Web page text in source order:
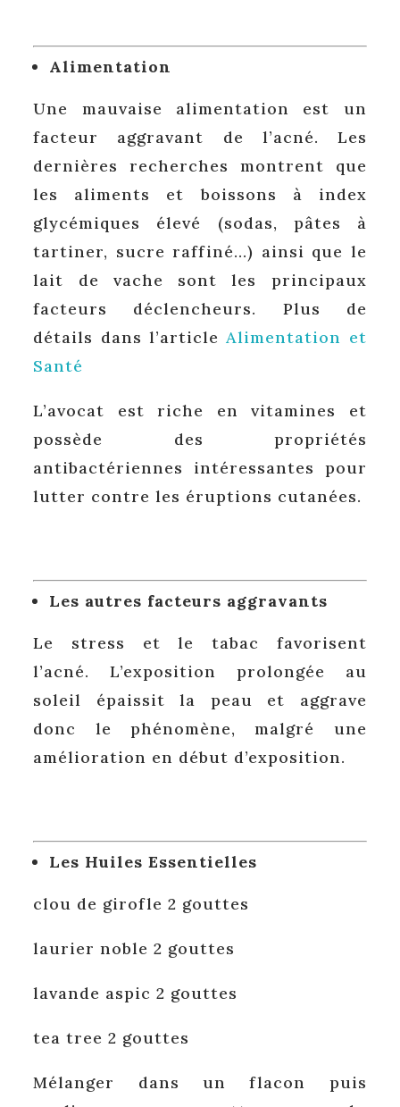
Alimentation
Une mauvaise alimentation est un
facteur aggravant de l’acné. Les
dernières recherches montrent que
les aliments et boissons à index
glycémiques élevé (sodas, pâtes à
tartiner, sucre raffiné…) ainsi que le
lait de vache sont les principaux
facteurs déclencheurs. Plus de
détails dans l’articleAlimentation et
Santé
L’avocat est riche en vitamines et
possède des propriétés
antibactériennes intéressantes pour
lutter contre les éruptions cutanées.
Les autres facteurs aggravants
Le stress et le tabac favorisent
l’acné. L’exposition prolongée au
soleil épaissit la peau et aggrave
donc le phénomène, malgré une
amélioration en début d’exposition.
Les Huiles Essentielles
clou de girofle 2 gouttes
laurier noble 2 gouttes
lavande aspic 2 gouttes
tea tree 2 gouttes
Mélanger dans un flacon puis